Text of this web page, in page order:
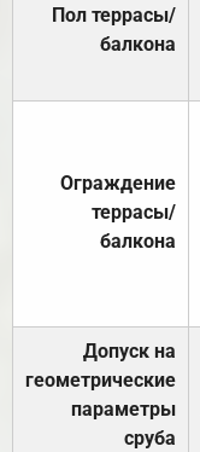
Пол террасы/
балкона
Ограждение
террасы/
балкона
Допуск на
геометрические
параметры
сруба